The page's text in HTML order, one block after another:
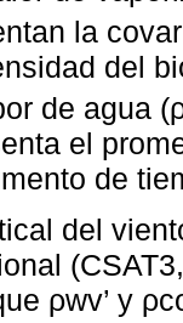
la
del
de agua
el
de
del
ρwv’ y